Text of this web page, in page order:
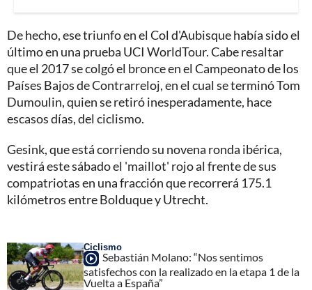
De hecho, ese triunfo en el Col d'Aubisque había sido el
último en una prueba UCI WorldTour. Cabe resaltar
que el 2017 se colgó el bronce en el Campeonato de los
Países Bajos de Contrarreloj, en el cual se terminó Tom
Dumoulin, quien se retiró inesperadamente, hace
escasos días, del ciclismo.
Gesink, que está corriendo su novena ronda ibérica,
vestirá este sábado el 'maillot' rojo al frente de sus
compatriotas en una fracción que recorrerá 175.1
kilómetros entre Bolduque y Utrecht.
Ciclismo
Sebastián Molano: “Nos sentimos
satisfechos con la realizado en la etapa 1 de la
Vuelta a España”